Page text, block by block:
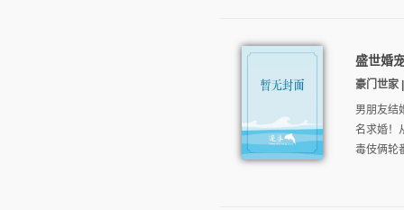
盛世婚
豪门世家
男朋友结
名求婚！
毒伎俩轮